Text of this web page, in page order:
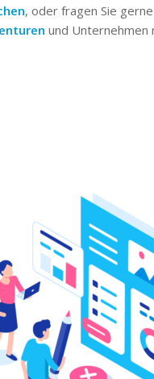
, oder fragen Sie
und Unternehmen